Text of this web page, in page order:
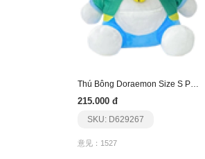
Thú Bông Doraemon Size S Phiên Bản Phim 2023
215.000 đ
SKU: D629267
意见：1527